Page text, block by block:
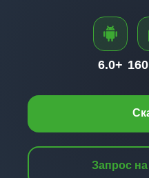
Запрос
6.0+